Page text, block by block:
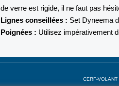
de verre est rigide, il ne faut pas
Lignes conseillées : Set Dyneema
Poignées : Utilisez impérativement
CERF-